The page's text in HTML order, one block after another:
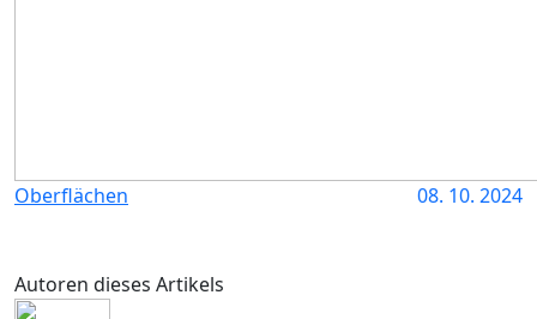
Oberflächen 08. 10. 2024
Autoren dieses Artikels